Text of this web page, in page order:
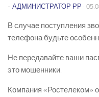
- АДМИНИСТРАТОР РР ·
В случае поступления
телефона будьте
Не передавайте ваши
это мошенники.
Компания «Ростелеком»